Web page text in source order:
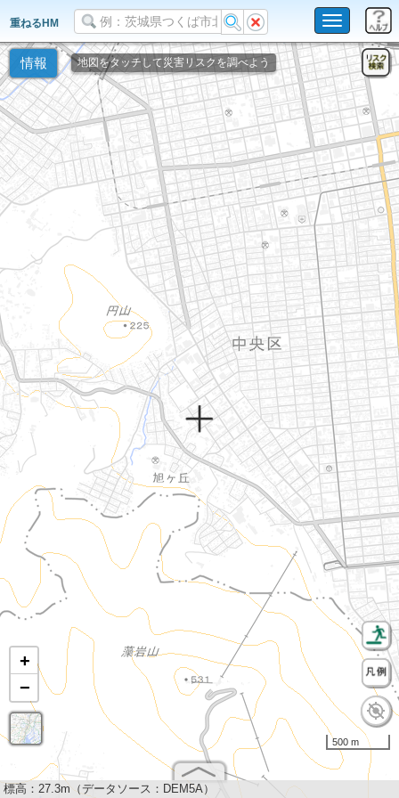
Toggle
navigation
重ねるHM
情報
+
−
500 m
地図をタッチして災害リスクを調べよう
標高： 27.3m（データソース：DEM5A）